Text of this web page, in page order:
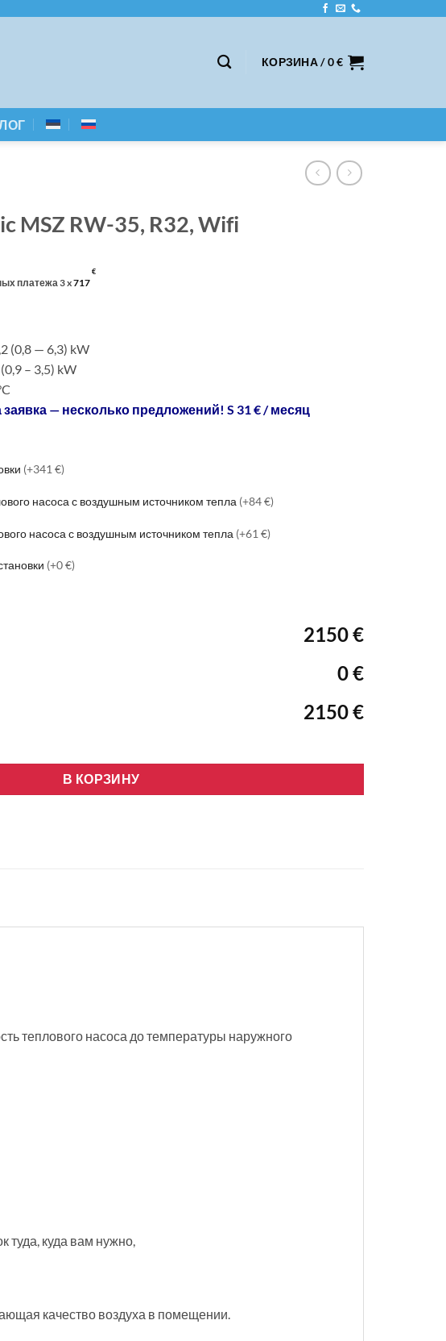
КОРЗИНА /0€
MSZ RW-35, R32, Wifi
платежа 3 x717
€
€.
(0,8 — 6,3) kW
– 3,5) kW
— несколько предложений! S 31 € / месяц
(+341 €)
насоса с воздушным источником тепла (+84 €)
насоса с воздушным источником тепла (+61 €)
(+0 €)
2150 €
0 €
2150 €
В КОРЗИНУ
теплового насоса до температуры наружного
куда вам нужно,
качество воздуха в помещении.